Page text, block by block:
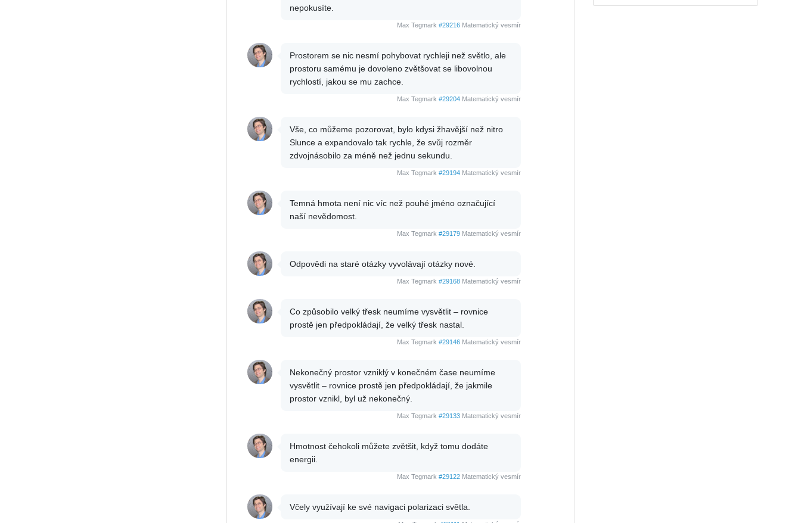
nepokusíte.
Max Tegmark #29216Matematický vesmír
Prostorem se nic nesmí pohybovat rychleji než světlo, ale
prostoru samému je dovoleno zvětšovat se libovolnou
rychlostí, jakou se mu zachce.
Max Tegmark #29204Matematický vesmír
Vše, co můžeme pozorovat, bylo kdysi žhavější než nitro
Slunce a expandovalo tak rychle, že svůj rozměr
zdvojnásobilo za méně než jednu sekundu.
Max Tegmark #29194Matematický vesmír
Temná hmota není nic víc než pouhé jméno označující
naší nevědomost.
Max Tegmark #29179Matematický vesmír
Odpovědi na staré otázky vyvolávají otázky nové.
Max Tegmark #29168Matematický vesmír
Co způsobilo velký třesk neumíme vysvětlit – rovnice
prostě jen předpokládají, že velký třesk nastal.
Max Tegmark #29146Matematický vesmír
Nekonečný prostor vzniklý v konečném čase neumíme
vysvětlit – rovnice prostě jen předpokládají, že jakmile
prostor vznikl, byl už nekonečný.
Max Tegmark #29133Matematický vesmír
Hmotnost čehokoli můžete zvětšit, když tomu dodáte
energii.
Max Tegmark #29122Matematický vesmír
Včely využívají ke své navigaci polarizaci světla.